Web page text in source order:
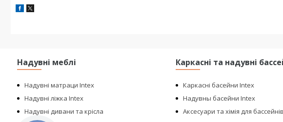
Надувні меблі
Надувні матраци Intex
Надувні ліжка Intex
Надувні дивани та крісла
Каркасні та надувні
Каркасні басейни Intex
Надувны басейни Intex
Аксесуари та хімія для бассейнів